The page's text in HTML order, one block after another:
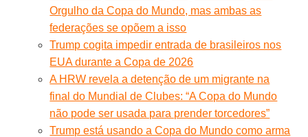
Orgulho da Copa do Mundo, mas ambas as
federações se opõem a isso
Trump cogita impedir entrada de brasileiros nos
EUA durante a Copa de 2026
A HRW revela a detenção de um migrante na
final do Mundial de Clubes: “A Copa do Mundo
não pode ser usada para prender torcedores”
Trump está usando a Copa do Mundo como arma